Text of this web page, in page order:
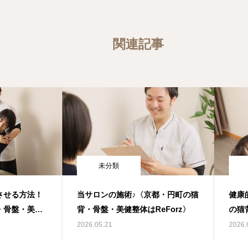
関連記事
る方法！
骨盤・美健
未分類
当サロンの施術♪〈京都・円町の猫
背・骨盤・美健整体はReForz〉
2026.05.21
健康
の猫
へ〉